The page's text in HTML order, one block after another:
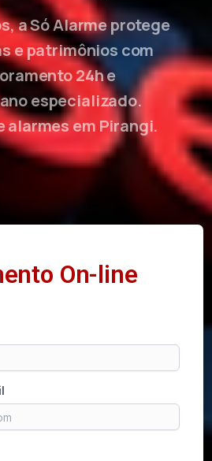
a Só Alarme protege
e patrimônios com
24h e
especializado.
alarmes em Pirangi.
On-line